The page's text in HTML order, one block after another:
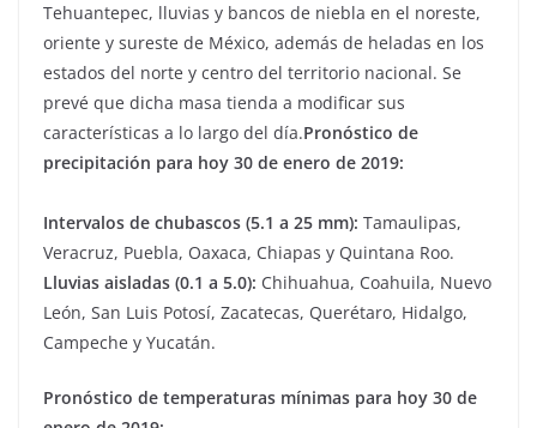
Tehuantepec, lluvias y bancos de niebla en el noreste,
oriente y sureste de México, además de heladas en los
estados del norte y centro del territorio nacional. Se
prevé que dicha masa tienda a modificar sus
características a lo largo del día.Pronóstico de
precipitación para hoy 30 de enero de 2019:
Intervalos de chubascos (5.1 a 25 mm): Tamaulipas,
Veracruz, Puebla, Oaxaca, Chiapas y Quintana Roo.
Lluvias aisladas (0.1 a 5.0): Chihuahua, Coahuila, Nuevo
León, San Luis Potosí, Zacatecas, Querétaro, Hidalgo,
Campeche y Yucatán.
Pronóstico de temperaturas mínimas para hoy 30 de